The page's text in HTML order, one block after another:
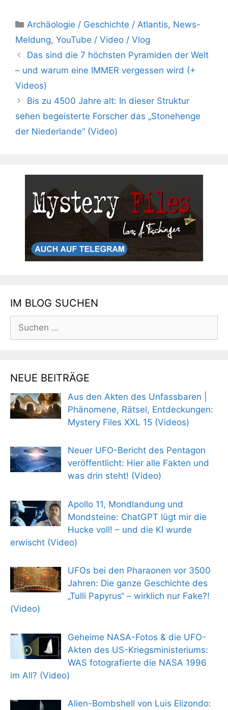
Kategorien
Archäologie / Geschichte / Atlantis, News-
Meldung, YouTube / Video / Vlog
Das sind die 7 höchsten Pyramiden der Welt
– und warum eine IMMER vergessen wird (+
Videos)
Bis zu 4500 Jahre alt: In dieser Struktur
sehen begeisterte Forscher das „Stonehenge
der Niederlande“ (Video)
IM BLOG SUCHEN
nach:
NEUE BEITRÄGE
Aus den Akten des Unfassbaren |
Phänomene, Rätsel, Entdeckungen:
Mystery Files XXL 15 (Videos)
Neuer UFO-Bericht des Pentagon
veröffentlicht: Hier alle Fakten und
was drin steht! (Video)
Apollo 11, Mondlandung und
Mondsteine: ChatGPT lügt mir die
Hucke voll! – und die KI wurde
erwischt (Video)
UFOs bei den Pharaonen vor 3500
Jahren: Die ganze Geschichte des
„Tulli Papyrus“ – wirklich nur Fake?!
(Video)
Geheime NASA-Fotos & die UFO-
Akten des US-Kriegsministeriums:
WAS fotografierte die NASA 1996
im All? (Video)
Alien-Bombshell von Luis Elizondo: